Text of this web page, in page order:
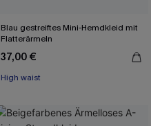
Blau gestreiftes Mini-Hemdkleid mit
Flatterärmeln
37,00 €
High waist